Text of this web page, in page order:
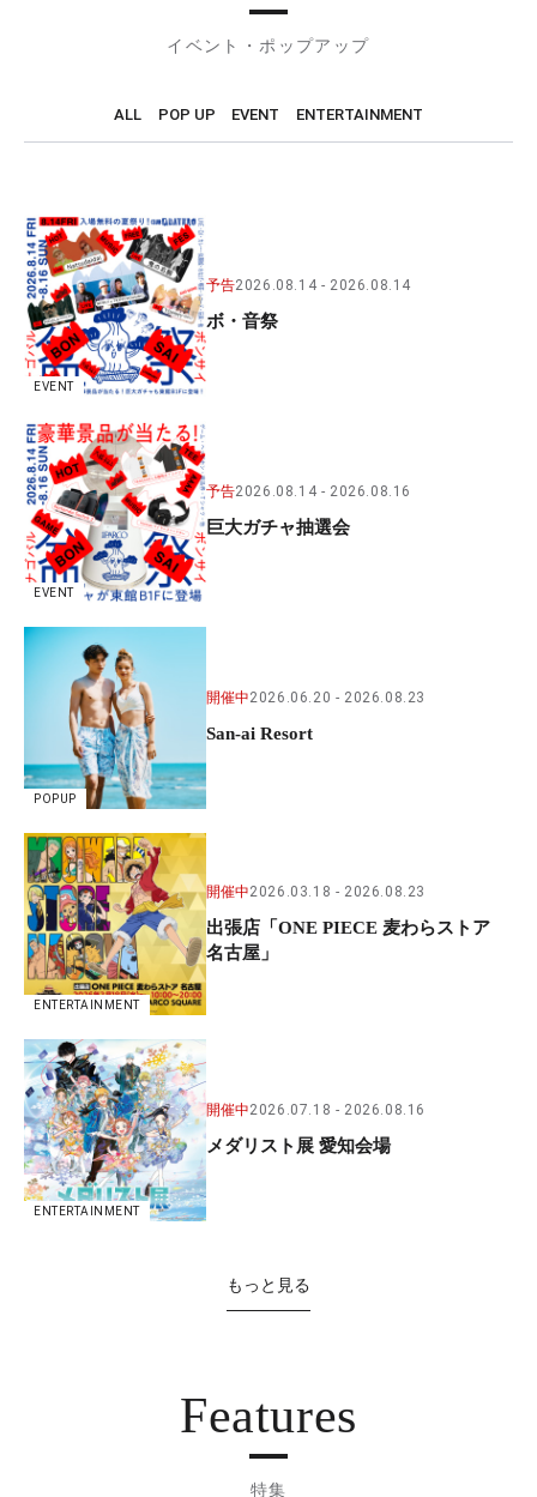
イベント・ポップアップ
ALL POP UP EVENT ENTERTAINMENT
EVENT
予告2026.08.14 2026.08.14
ボ・音祭
EVENT
予告2026.08.14 2026.08.16
巨大ガチャ抽選会
POPUP
開催中2026.06.20 2026.08.23
San-ai Resort
ENTERTAINMENT
開催中2026.03.18 2026.08.23
出張店「ONE PIECE 麦わらストア
名古屋」
ENTERTAINMENT
開催中2026.07.18 2026.08.16
メダリスト展 愛知会場
もっと見る
Features
特集